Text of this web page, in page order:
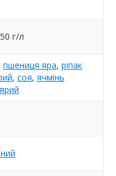
г/л
пшениця яра, ріпак
, соя, ячмінь